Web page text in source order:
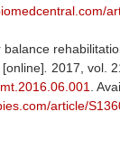
[online]
2017, vol.
article/